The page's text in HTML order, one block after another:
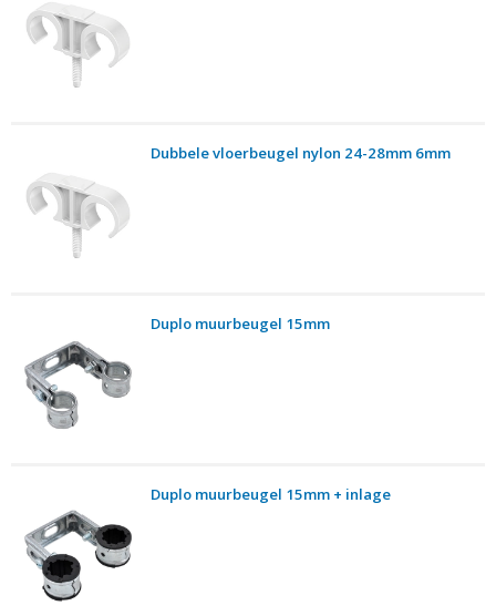
Dubbele vloerbeugel nylon 24-28mm 6mm
Duplo muurbeugel 15mm
Duplo muurbeugel 15mm + inlage